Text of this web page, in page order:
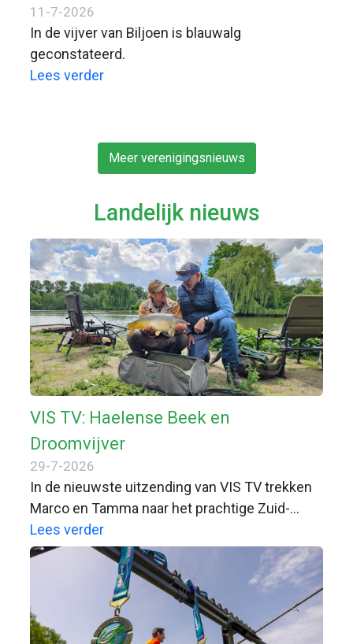
11-7-2026
In de vijver van Biljoen is blauwalg
geconstateerd.
Lees verder
Meer verenigingsnieuws
Landelijk nieuws
VIS TV: Haelense Beek en
Droomvijver
29-7-2026
In de nieuwste uitzending van VIS TV trekken
Marco en Tamma naar het prachtige Zuid-
Limburg. Daar beleven ze een zeer gevarieerde
visdag met veel actie!
Lees verder